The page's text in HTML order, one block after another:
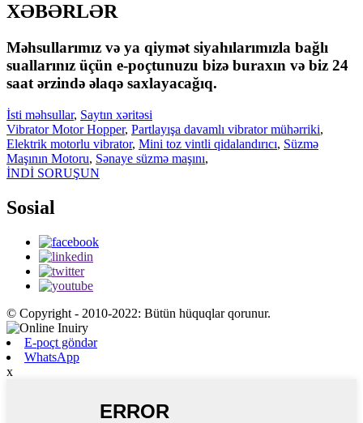
XƏBƏRLƏR
Məhsullarımız və ya qiymət siyahılarımızla bağlı
suallarınız üçün e-poçtunuzu bizə buraxın və biz 24
saat ərzində əlaqə saxlayacağıq.
İsti məhsullar, Saytın xəritəsi
Vibrator Motor Hopper, Partlayışa davamlı vibrator mühərriki,
Elektrik motorlu vibrator, Mini toz vintli qidalandırıcı, Süzmə
Maşının Motoru, Sənaye süzmə maşını,
İNDİ SORUŞUN
Sosial
© Copyright - 2010-2022: Bütün hüquqlar qorunur.
E-poçt göndər
WhatsApp
x